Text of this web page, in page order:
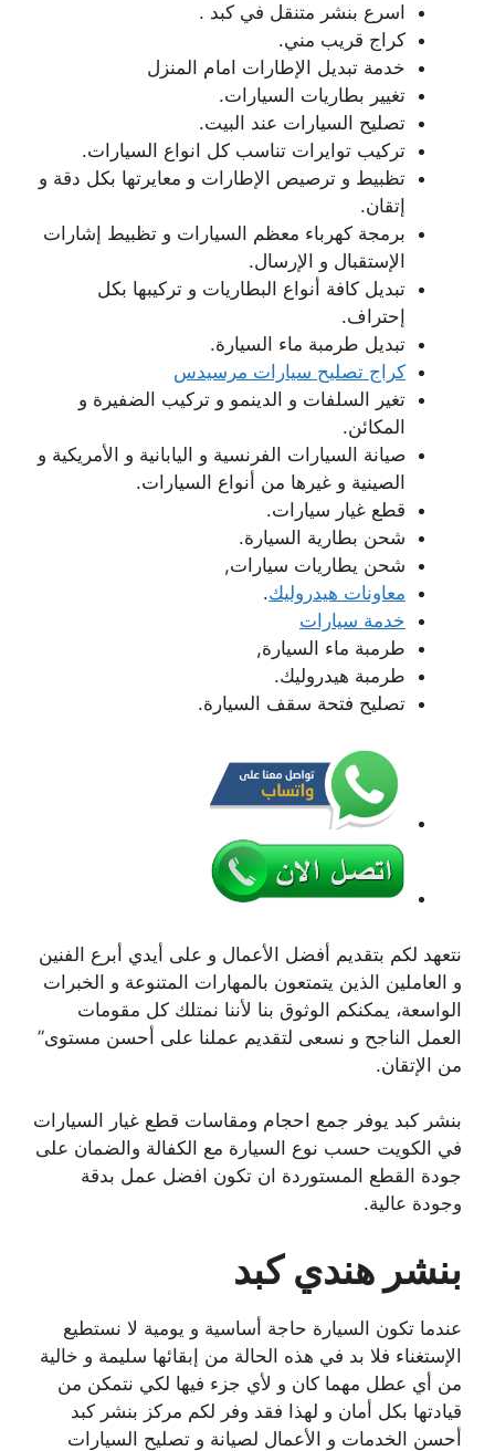
اسرع بنشر متنقل في كبد .
كراج قريب مني.
خدمة تبديل الإطارات امام المنزل
تغيير بطاريات السيارات.
تصليح السيارات عند البيت.
تركيب توايرات تناسب كل انواع السيارات.
تظبيط و ترصيص الإطارات و معايرتها بكل دقة و
إتقان.
برمجة كهرباء معظم السيارات و تظبيط إشارات
الإستقبال و الإرسال.
تبديل كافة أنواع البطاريات و تركيبها بكل
إحتراف.
تبديل طرمبة ماء السيارة.
كراج تصليح سيارات مرسيدس
تغير السلفات و الدينمو و تركيب الضفيرة و
المكائن.
صيانة السيارات الفرنسية و اليابانية و الأمريكية و
الصينية و غيرها من أنواع السيارات.
قطع غيار سيارات.
شحن بطارية السيارة.
شحن يطاريات سيارات,
معاونات هيدروليك.
خدمة سيارات
طرمبة ماء السيارة,
طرمبة هيدروليك.
تصليح فتحة سقف السيارة.
نتعهد لكم بتقديم أفضل الأعمال و على أيدي أبرع الفنين
و العاملين الذين يتمتعون بالمهارات المتنوعة و الخبرات
الواسعة، يمكنكم الوثوق بنا لأننا نمتلك كل مقومات
العمل الناجح و نسعى لتقديم عملنا على أحسن مستوى”
من الإتقان.
بنشر كبد يوفر جمع احجام ومقاسات قطع غيار السيارات
في الكويت حسب نوع السيارة مع الكفالة والضمان على
جودة القطع المستوردة ان تكون افضل عمل بدقة
وجودة عالية.
بنشر هندي كبد
عندما تكون السيارة حاجة أساسية و يومية لا نستطيع
الإستغناء فلا بد في هذه الحالة من إبقائها سليمة و خالية
من أي عطل مهما كان و لأي جزء فيها لكي نتمكن من
قيادتها بكل أمان و لهذا فقد وفر لكم مركز بنشر كبد
أحسن الخدمات و الأعمال لصيانة و تصليح السيارات